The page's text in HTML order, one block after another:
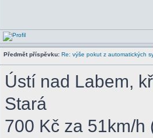
Předmět příspěvku: Re: výše pokut z automatických
Ústí nad Labem,
Stará
700 Kč za 51km/h